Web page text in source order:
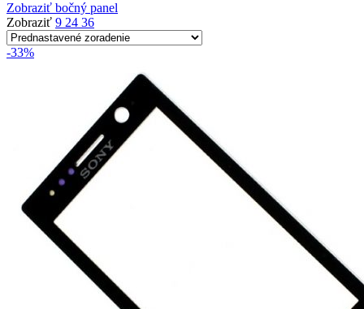
Zobraziť bočný panel
Zobraziť 9 24 36
-33%